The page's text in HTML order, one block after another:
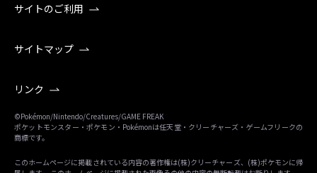
サイトのご利用
サイトマップ
リンク
©Pokémon/Nintendo/Creatures/GAME FREAK
ポケットモンスター・ポケモン・Pokémonは任天堂・クリーチャーズ・ゲームフリークの
商標です。
このホームページに掲載されている内容の著作権は(株)クリーチャーズ、(株)ポケモンに帰